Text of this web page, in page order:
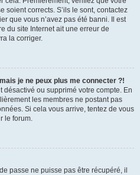
soient corrects. S’ils le sont, contactez
que vous n’avez pas été banni. Il est
du site Internet ait une erreur de
la corriger.
je ne peux plus me connecter ?!
désactivé ou supprimé votre compte. En
les membres ne postant pas
Si cela vous arrive, tentez de vous
le forum.
passe ne puisse pas être récupéré, il